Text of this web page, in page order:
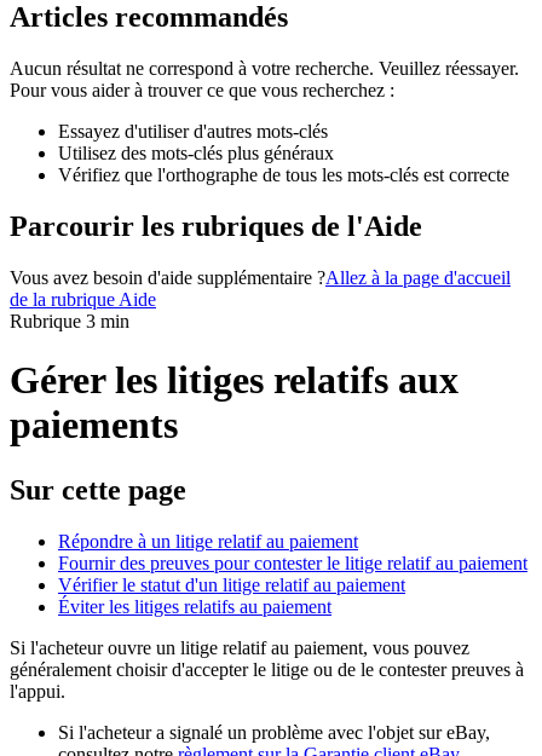
Articles recommandés
Aucun résultat ne correspond à votre recherche. Veuillez réessayer.
Pour vous aider à trouver ce que vous recherchez :
Essayez d'utiliser d'autres mots-clés
Utilisez des mots-clés plus généraux
Vérifiez que l'orthographe de tous les mots-clés est correcte
Parcourir les rubriques de l'Aide
Vous avez besoin d'aide supplémentaire ?Allez à la page d'accueil
de la rubrique Aide
Rubrique 3 min
Gérer les litiges relatifs aux
paiements
Sur cette page
Répondre à un litige relatif au paiement
Fournir des preuves pour contester le litige relatif au paiement
Vérifier le statut d'un litige relatif au paiement
Éviter les litiges relatifs au paiement
Si l'acheteur ouvre un litige relatif au paiement, vous pouvez
généralement choisir d'accepter le litige ou de le contester preuves à
l'appui.
Si l'acheteur a signalé un problème avec l'objet sur eBay,